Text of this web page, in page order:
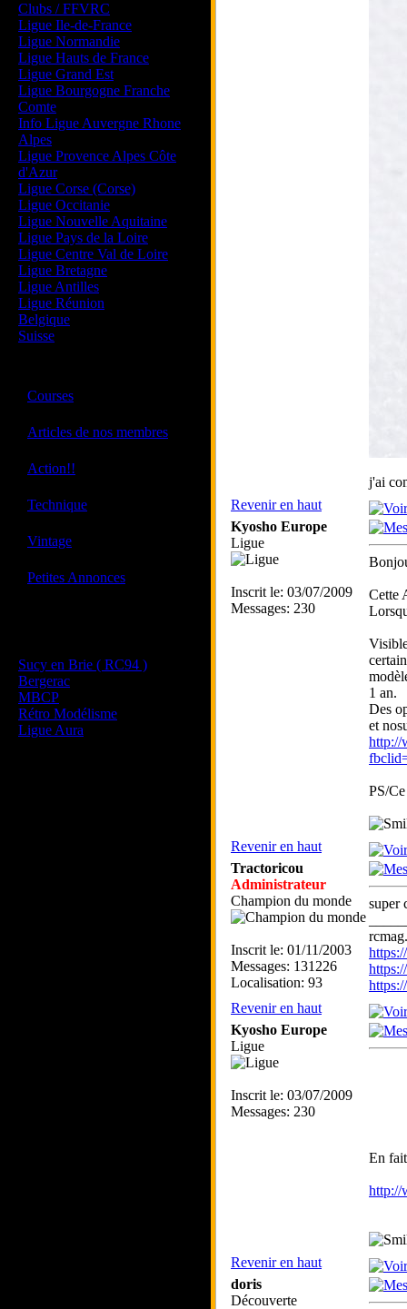
Clubs / FFVRC
Ligue Ile-de-France
Ligue Normandie
Ligue Hauts de France
Ligue Grand Est
Ligue Bourgogne Franche
Comte
Info Ligue Auvergne Rhone
Alpes
Ligue Provence Alpes Côte
d'Azur
Ligue Corse (Corse)
Ligue Occitanie
Ligue Nouvelle Aquitaine
Ligue Pays de la Loire
Ligue Centre Val de Loire
Ligue Bretagne
Ligue Antilles
Ligue Réunion
Belgique
Suisse
Courses
Articles de nos membres
Action!!
Technique
Vintage
Petites Annonces
Sucy en Brie ( RC94 )
Bergerac
MBCP
Rétro Modélisme
Ligue Aura
j'ai
Revenir en haut
Kyosho Europe
Ligue
Inscrit le: 03/07/2009
Messages: 230
Cette
1 an.
Des
et
http://
PS/
Revenir en haut
Tractoricou
Administrateur
Champion du monde
Inscrit le: 01/11/2003
Messages: 131226
Localisation: 93
super
Revenir en haut
Kyosho Europe
Ligue
Inscrit le: 03/07/2009
Messages: 230
En
http://
Revenir en haut
doris
Découverte